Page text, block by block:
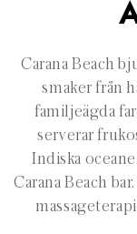
Carana Beach
smaker från
familjeägda
serverar
Indiska
Carana Beach
massageterapi